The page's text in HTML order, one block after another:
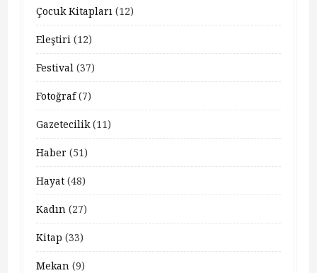
Çocuk Kitapları (12)
Eleştiri (12)
Festival (37)
Fotoğraf(7)
Gazetecilik(11)
Haber (51)
Hayat (48)
Kadın (27)
Kitap (33)
Mekan (9)